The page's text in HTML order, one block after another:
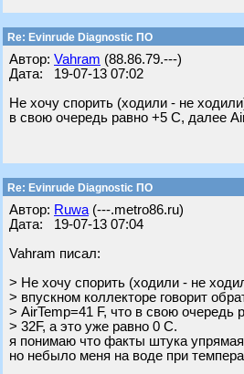
Re: Evinrude Diagnostic ПО
Автор: Vahram (88.86.79.---)
Дата: 19-07-13 07:02
Не хочу спорить (ходили - не
в свою очередь равно +5 С, далее
Re: Evinrude Diagnostic ПО
Автор: Ruwa (---.metro86.ru)
Дата: 19-07-13 07:04
Vahram писал:
> Не хочу спорить (ходили - не
> впускном коллекторе говорит
> AirTemp=41 F, что в свою очередь
> 32F, а это уже равно 0 С.
я понимаю что факты штука
но небыло меня на воде при